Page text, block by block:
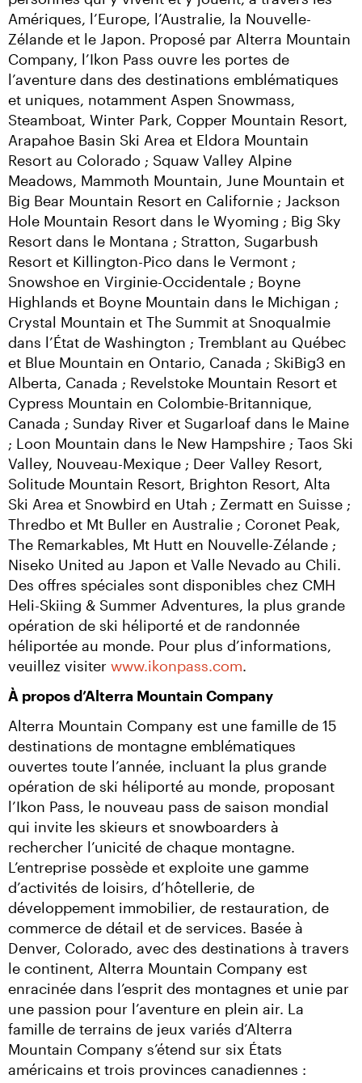
Amériques, l’Europe, l’Australie, la Nouvelle-
Zélande et le Japon. Proposé par Alterra Mountain
Company, l’Ikon Pass ouvre les portes de
l’aventure dans des destinations emblématiques
et uniques, notamment Aspen Snowmass,
Steamboat, Winter Park, Copper Mountain Resort,
Arapahoe Basin Ski Area et Eldora Mountain
Resort au Colorado ; Squaw Valley Alpine
Meadows, Mammoth Mountain, June Mountain et
Big Bear Mountain Resort en Californie ; Jackson
Hole Mountain Resort dans le Wyoming ; Big Sky
Resort dans le Montana ; Stratton, Sugarbush
Resort et Killington-Pico dans le Vermont ;
Snowshoe en Virginie-Occidentale ; Boyne
Highlands et Boyne Mountain dans le Michigan ;
Crystal Mountain et The Summit at Snoqualmie
dans l’État de Washington ; Tremblant au Québec
et Blue Mountain en Ontario, Canada ; SkiBig3 en
Alberta, Canada ; Revelstoke Mountain Resort et
Cypress Mountain en Colombie-Britannique,
Canada ; Sunday River et Sugarloaf dans le Maine
; Loon Mountain dans le New Hampshire ; Taos Ski
Valley, Nouveau-Mexique ; Deer Valley Resort,
Solitude Mountain Resort, Brighton Resort, Alta
Ski Area et Snowbird en Utah ; Zermatt en Suisse ;
Thredbo et Mt Buller en Australie ; Coronet Peak,
The Remarkables, Mt Hutt en Nouvelle-Zélande ;
Niseko United au Japon et Valle Nevado au Chili.
Des offres spéciales sont disponibles chez CMH
Heli-Skiing & Summer Adventures, la plus grande
opération de ski héliporté et de randonnée
héliportée au monde. Pour plus d’informations,
veuillez visiter www.ikonpass.com.
À propos d’Alterra Mountain Company
Alterra Mountain Company est une famille de 15
destinations de montagne emblématiques
ouvertes toute l’année, incluant la plus grande
opération de ski héliporté au monde, proposant
l’Ikon Pass, le nouveau pass de saison mondial
qui invite les skieurs et snowboarders à
rechercher l’unicité de chaque montagne.
L’entreprise possède et exploite une gamme
d’activités de loisirs, d’hôtellerie, de
développement immobilier, de restauration, de
commerce de détail et de services. Basée à
Denver, Colorado, avec des destinations à travers
le continent, Alterra Mountain Company est
enracinée dans l’esprit des montagnes et unie par
une passion pour l’aventure en plein air. La
famille de terrains de jeux variés d’Alterra
Mountain Company s’étend sur six États
américains et trois provinces canadiennes :